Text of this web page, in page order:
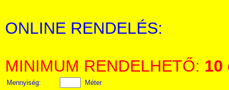
ONLINE RENDELÉS:
MINIMUM RENDELHETŐ: 10
Mennyiség:
Méter